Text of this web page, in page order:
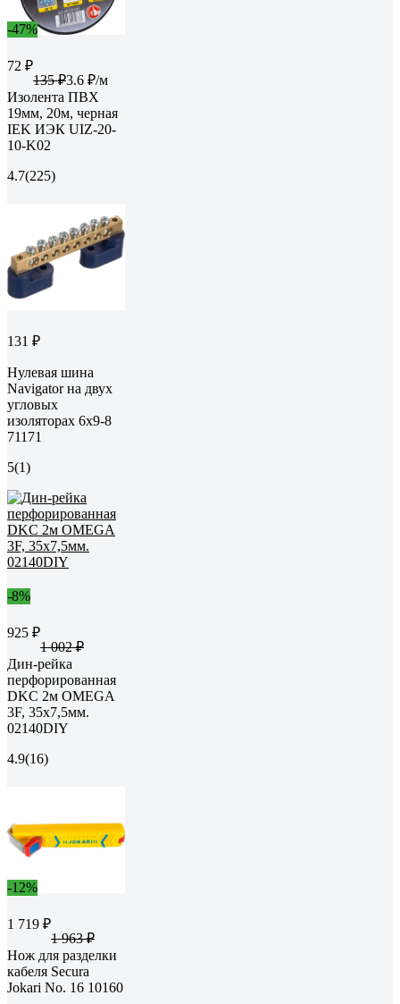
-47%
72 ₽
135 ₽3.6 ₽/м
Изолента ПВХ
19мм, 20м, черная
IEK ИЭК UIZ-20-
10-K02
4.7(225)
131 ₽
Нулевая шина
Navigator на двух
угловых
изоляторах 6х9-8
71171
5(1)
-8%
925 ₽
1 002 ₽
Дин-рейка
перфорированная
DKC 2м OMEGA
3F, 35x7,5мм.
02140DIY
4.9(16)
-12%
1 719 ₽
1 963 ₽
Нож для разделки
кабеля Secura
Jokari No. 16 10160